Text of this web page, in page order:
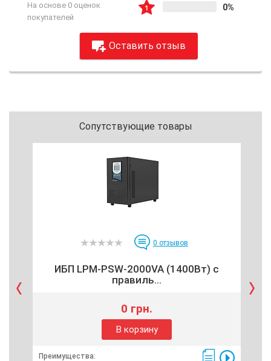
На основе 0 оценок
покупателей
0%
Оставить отзыв
Сопутствующие товары
0 отзывов
ИБП LPM-PSW-2000VA (1400Вт) с
правиль...
0 грн.
В корзину
Преимущества: